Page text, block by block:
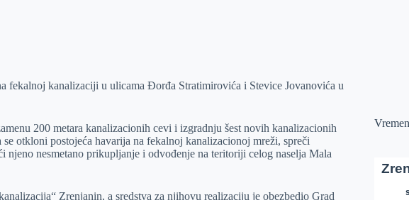
fekalnoj kanalizaciji u ulicama Đorđa Stratimirovića i Stevice Jovanovića u
200 metara kanalizacionih cevi i izgradnju šest novih kanalizacionih
otkloni postojeća havarija na fekalnoj kanalizacionoj mreži, spreči
njeno nesmetano prikupljanje i odvođenje na teritoriji celog naselja Mala
Zrenjanin, a sredstva za njihovu realizaciju je obezbedio Grad